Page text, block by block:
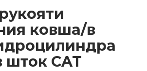
ковша/в
шток CAT